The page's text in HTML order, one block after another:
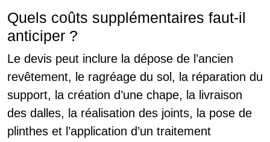
Quels coûts supplémentaires faut-il
anticiper ?
Le devis peut inclure la dépose de l’ancien
revêtement, le ragréage du sol, la réparation du
support, la création d’une chape, la livraison
des dalles, la réalisation des joints, la pose de
plinthes et l’application d’un traitement